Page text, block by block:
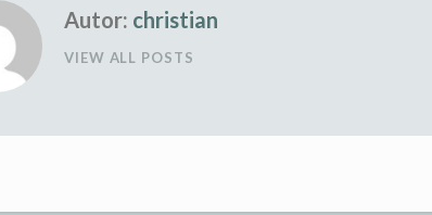
Autor: christian
VIEW ALL POSTS